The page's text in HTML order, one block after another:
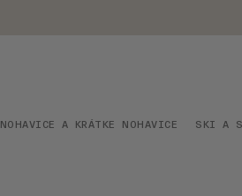
NOHAVICE A KRÁTKE NOHAVICE SKI A